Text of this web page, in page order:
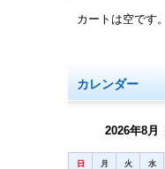
カートは空です。
カレンダー
2026年8月
日 月 火 水